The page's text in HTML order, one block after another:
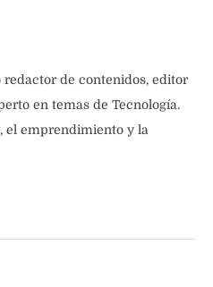
de contenidos, editor
en temas de Tecnología.
el emprendimiento y la